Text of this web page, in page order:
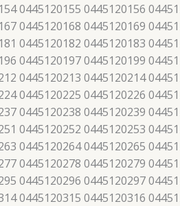
0445120155 0445120156
0445120168 0445120169
0445120182 0445120183
0445120197 0445120199
0445120213 0445120214
0445120225 0445120226
0445120238 0445120239
0445120252 0445120253
0445120264 0445120265
0445120278 0445120279
0445120296 0445120297
0445120315 0445120316